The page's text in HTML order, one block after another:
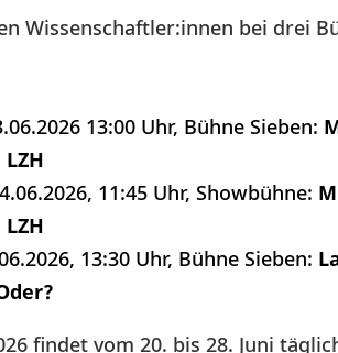
Wissenschaftler:innen bei drei
13:00 Uhr, Bühne Sieben:
11:45 Uhr, Showbühne:
13:30 Uhr, Bühne Sieben:
findet vom 20. bis 28. Juni